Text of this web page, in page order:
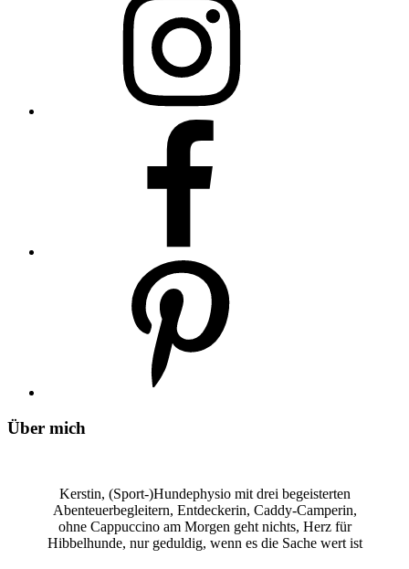
Über mich
Kerstin, (Sport-)Hundephysio mit drei begeisterten
Abenteuerbegleitern, Entdeckerin, Caddy-Camperin,
ohne Cappuccino am Morgen geht nichts, Herz für
Hibbelhunde, nur geduldig, wenn es die Sache wert ist